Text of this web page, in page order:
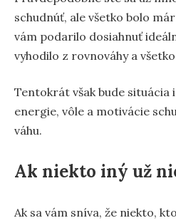
schudnúť, ale všetko bolo
vám podarilo dosiahnuť
vyhodilo z rovnováhy a
Tentokrát však bude situácia
energie, vôle a motivácie
váhu.
Ak niekto iný už
Ak sa vám sníva, že niekto,